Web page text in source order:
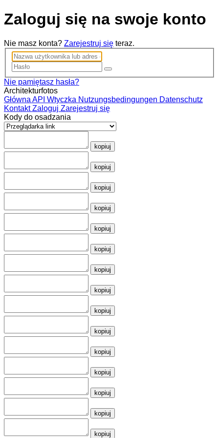
Zaloguj się na swoje konto
Nie masz konta? Zarejestruj się teraz.
Nie pamiętasz hasła?
Architekturfotos
GłównaAPI Wtyczka Nutzungsbedingungen Datenschutz
Kontakt Zaloguj Zarejestruj się
Kody do osadzania
kopiuj
kopiuj
kopiuj
kopiuj
kopiuj
kopiuj
kopiuj
kopiuj
kopiuj
kopiuj
kopiuj
kopiuj
kopiuj
kopiuj
kopiuj